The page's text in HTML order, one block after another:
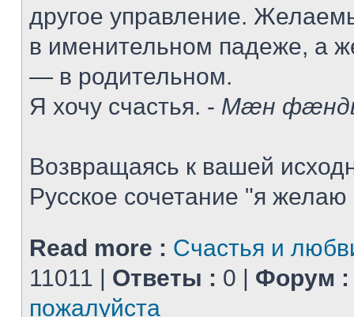
другое управление.
в именительном падеже, а
— в родительном.
Я хочу счастья. - Мæн
Возвращаясь к вашей
Русское сочетание "я желаю
Read more : Счастья и
11011 | Ответы : 0 | Форум :
пожалуйста